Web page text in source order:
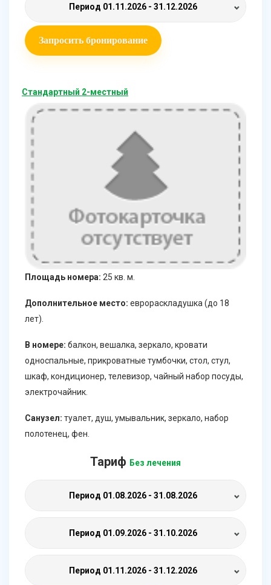
Период 01.11.2026 - 31.12.2026
Запросить бронирование
Стандартный 2-местный
Площадь номера: 25 кв. м.
Дополнительное место: еврораскладушка (до 18
лет).
В номере: балкон, вешалка, зеркало, кровати
односпальные, прикроватные тумбочки, стол, стул,
шкаф, кондиционер, телевизор, чайный набор посуды,
электрочайник.
Санузел: туалет, душ, умывальник, зеркало, набор
полотенец, фен.
Тариф Без лечения
Период 01.08.2026 - 31.08.2026
Период 01.09.2026 - 31.10.2026
Период 01.11.2026 - 31.12.2026